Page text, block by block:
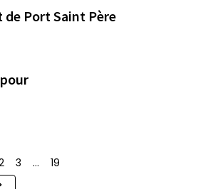
Port Saint Père
3 … 19